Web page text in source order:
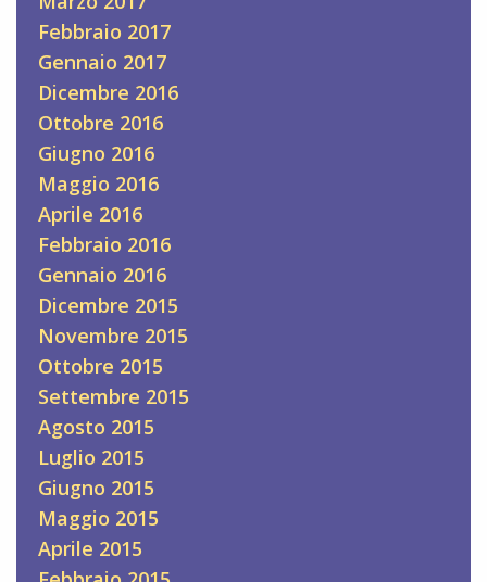
Febbraio 2017
Gennaio 2017
Dicembre 2016
Ottobre 2016
Giugno 2016
Maggio 2016
Aprile 2016
Febbraio 2016
Gennaio 2016
Dicembre 2015
Novembre 2015
Ottobre 2015
Settembre 2015
Agosto 2015
Luglio 2015
Giugno 2015
Maggio 2015
Aprile 2015